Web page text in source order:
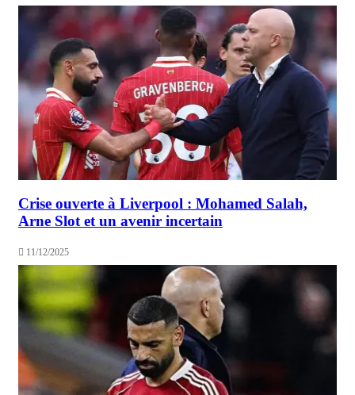
Crise ouverte à Liverpool : Mohamed Salah,
Arne Slot et un avenir incertain
11/12/2025